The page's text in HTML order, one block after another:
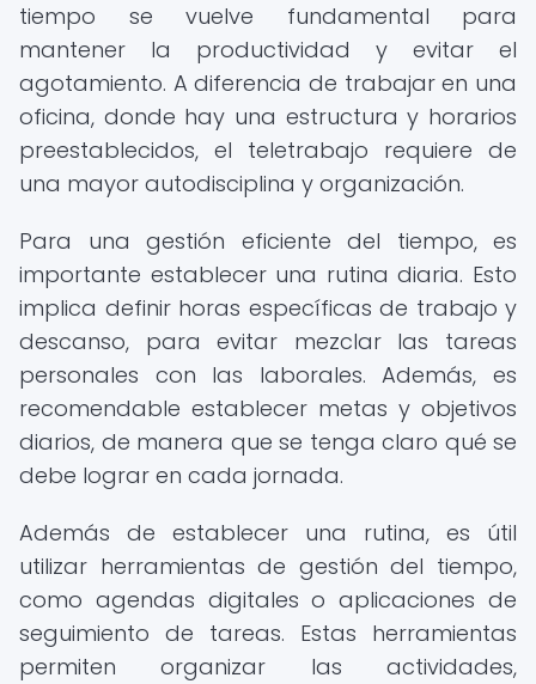
tiempo se vuelve fundamental para
mantener la productividad y evitar el
agotamiento. A diferencia de trabajar en una
oficina, donde hay una estructura y horarios
preestablecidos, el teletrabajo requiere de
una mayor autodisciplina y organización.
Para una gestión eficiente del tiempo, es
importante establecer una rutina diaria. Esto
implica definir horas específicas de trabajo y
descanso, para evitar mezclar las tareas
personales con las laborales. Además, es
recomendable establecer metas y objetivos
diarios, de manera que se tenga claro qué se
debe lograr en cada jornada.
Además de establecer una rutina, es útil
utilizar herramientas de gestión del tiempo,
como agendas digitales o aplicaciones de
seguimiento de tareas. Estas herramientas
permiten organizar las actividades,